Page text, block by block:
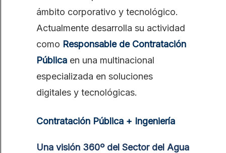
ámbito corporativo y tecnológico.
Actualmente desarrolla su actividad
como Responsable de Contratación
Pública en una multinacional
especializada en soluciones
digitales y tecnológicas.
Contratación Pública + Ingeniería
Una visión 360º del Sector del Agua